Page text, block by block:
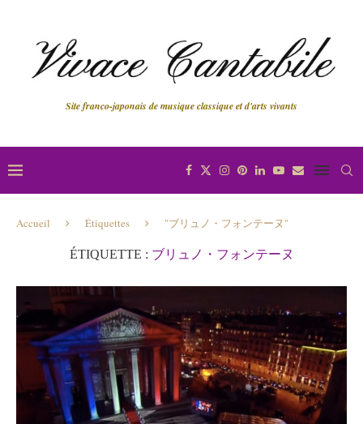
Site franco-japonais de musique classique et d'arts vivants
Accueil Étiquettes "ブリュノ・フォンテーヌ"
ÉTIQUETTE : ブリュノ・フォンテーヌ